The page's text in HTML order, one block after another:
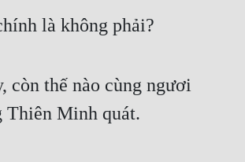
là không phải?
còn thế nào cùng ngươi
Thiên Minh quát.